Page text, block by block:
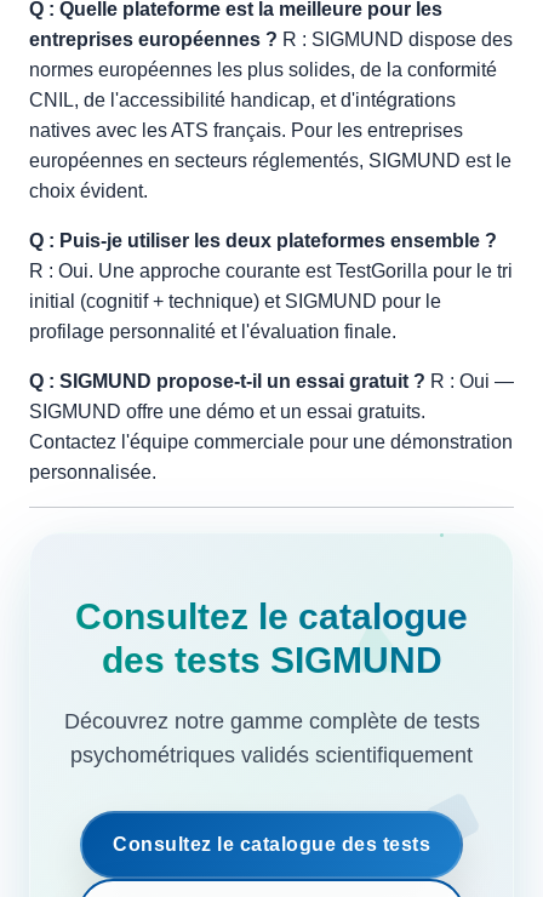
Q : Quelle plateforme est la meilleure pour les
entreprises européennes ? R : SIGMUND dispose des
normes européennes les plus solides, de la conformité
CNIL, de l'accessibilité handicap, et d'intégrations
natives avec les ATS français. Pour les entreprises
européennes en secteurs réglementés, SIGMUND est le
choix évident.
Q : Puis-je utiliser les deux plateformes ensemble ?
R : Oui. Une approche courante est TestGorilla pour le tri
initial (cognitif + technique) et SIGMUND pour le
profilage personnalité et l'évaluation finale.
Q : SIGMUND propose-t-il un essai gratuit ? R : Oui —
SIGMUND offre une démo et un essai gratuits.
Contactez l'équipe commerciale pour une démonstration
personnalisée.
Consultez le catalogue
des tests SIGMUND
Découvrez notre gamme complète de tests
psychométriques validés scientifiquement
Consultez le catalogue des tests